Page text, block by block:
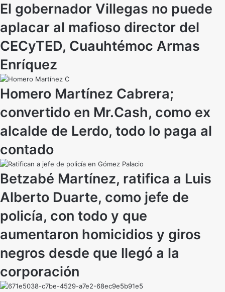
El gobernador Villegas no puede
aplacar al mafioso director del
CECyTED, Cuauhtémoc Armas
Enríquez
Homero Martínez Cabrera;
convertido en Mr.Cash, como ex
alcalde de Lerdo, todo lo paga al
contado
Betzabé Martínez, ratifica a Luis
Alberto Duarte, como jefe de
policía, con todo y que
aumentaron homicidios y giros
negros desde que llegó a la
corporación